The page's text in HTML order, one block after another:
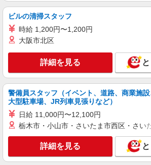
時給1,500円 学生時給：
東京都新宿区新宿3-
キープ
パート
SweetsParadise（スイーツパラダイス） 新宿
スイパラのスイーツ作り
時給1,500円 学生時給：
東京都新宿区新宿3-26-
キープ
ビルの清掃スタッフ
時給 1,200円〜1,200円
大阪市北区
詳細を見る
警備員スタッフ（イベント、道路、商業施設
大型駐車場、JR列車見張りなど）
日給 11,000円〜12,100円
栃木市・小山市・さいたま市西区・さい
詳細を見る